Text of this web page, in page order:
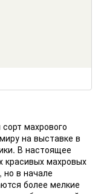
махрового
на выставке в
В настоящее
красивых махровых
но в начале
более мелкие